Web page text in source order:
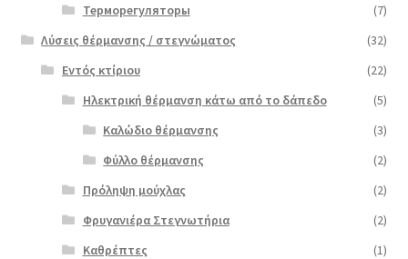
Терморегуляторы
(7)
Λύσεις θέρμανσης / στεγνώματος
(32)
Εντός κτίριου
(22)
Ηλεκτρική θέρμανση κάτω από το δάπεδο
(5)
Καλώδιο θέρμανσης
(3)
Φύλλο θέρμανσης
(2)
Πρόληψη μούχλας
(2)
Φρυγανιέρα Στεγνωτήρια
(2)
Καθρέπτες
(1)